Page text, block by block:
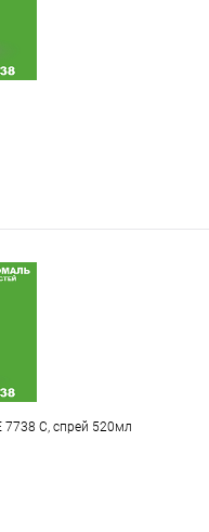
7738 C, спрей 520мл